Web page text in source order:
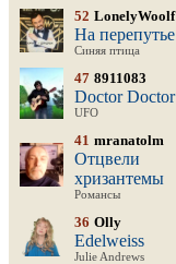
52 LonelyWoolf
На перепутье
Синяя птица
47 8911083
Doctor Doctor
UFO
41 mranatolm
Отцвели
хризантемы
Романсы
36 Olly
Edelweiss
Julie Andrews